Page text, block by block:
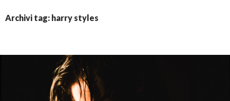
Archivi tag: harry styles